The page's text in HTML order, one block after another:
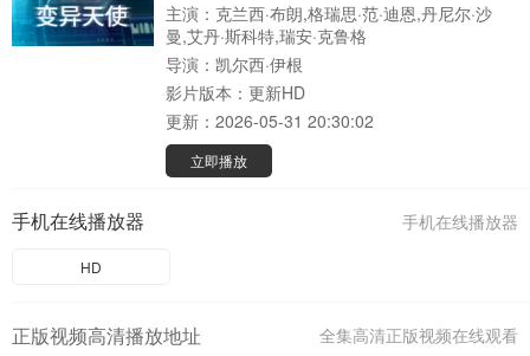
主演： 克兰西·布朗,格瑞思·范·迪恩,丹尼尔·沙
曼,艾丹·斯科特,瑞安·克鲁格
导演： 凯尔西·伊根
影片版本： 更新HD
更新： 2026-05-31 20:30:02
立即播放
手机在线播放器
手机在线播放器
HD
全集高清正版视频在线观看
正版视频高清播放地址